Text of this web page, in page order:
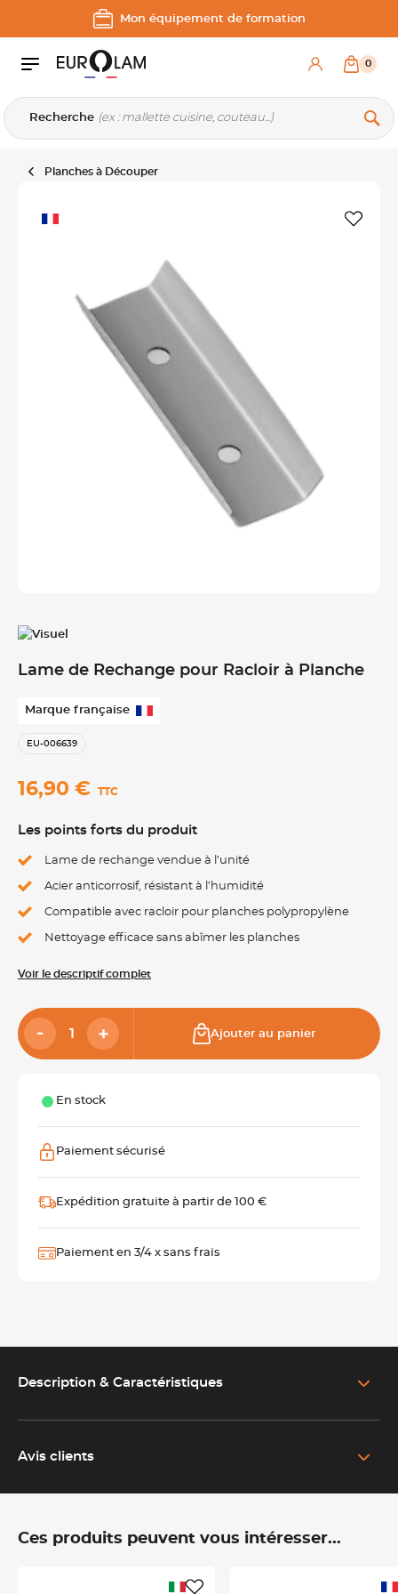
Aller au contenu
Aller à la navigation principale
Mon équipement de formation
Recherche
0
Planches à Découper
Lame de Rechange pour Racloir à Planche
Marque française
EU-006639
16,90 € TTC
Les points forts du produit
Lame de rechange vendue à l’unité
Acier anticorrosif, résistant à l’humidité
Compatible avec racloir pour planches polypropylène
Nettoyage efficace sans abîmer les planches
Voir le descriptif complet
Ajouter au panier
En stock
Paiement sécurisé
Expédition gratuite à partir de 100 €
Paiement en 3/4 x sans frais
Description & Caractéristiques
racloir pour planches polypropylène. Ses dimensions ont été
Avis clients
Ces produits peuvent vous intéresser...